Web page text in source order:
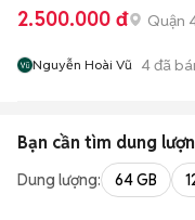
2.500.000 đ Quận
Nguyễn Hoài Vũ 4đã
Bạn cần tìm dung
Dung lượng: 64 GB